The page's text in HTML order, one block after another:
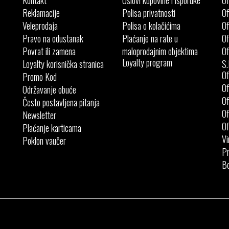
Reklamacije
Veleprodaja
Pravo na odustanak
Povrat ili zamena
Loyalty korisnička stranica
Promo Kod
Održavanje obuće
Često postavljena pitanja
Newsletter
Plaćanje karticama
Poklon vaučer
Polisa privatnosti
Polisa o kolačićima
Plaćanje na rate u
maloprodajnim objektima
Loyalty program